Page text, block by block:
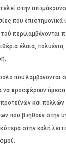
στην
που επιστημονικά
περιλαμβάνονται
έλαια, πολυένια,
που λαμβάνονται
να προσφέρουν
προτεϊνών και
που βοηθούν στην
στην καλή